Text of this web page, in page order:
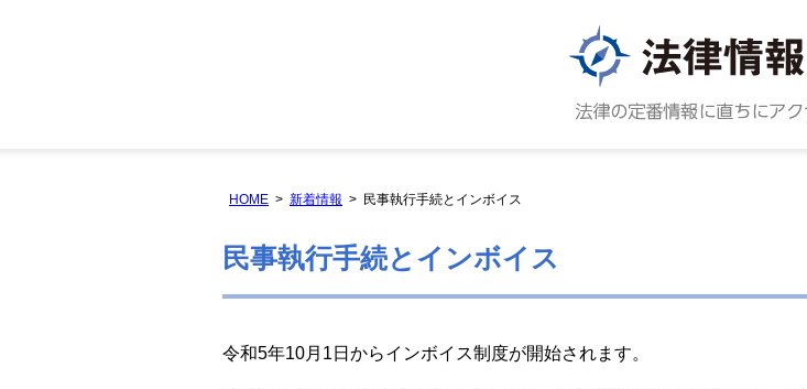
HOME 新着情報 民事執行手続とインボイス
民事執行手続とインボイス
令和5年10月1日からインボイス制度が開始されます。